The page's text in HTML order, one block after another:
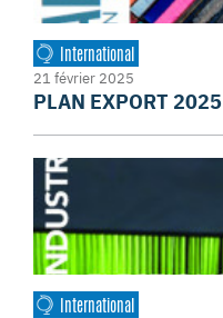
International
21 février 2025
PLAN EXPORT 2025
International